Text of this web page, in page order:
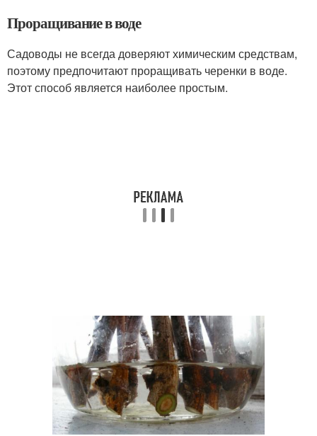
Проращивание в воде
Садоводы не всегда доверяют химическим средствам,
поэтому предпочитают проращивать черенки в воде.
Этот способ является наиболее простым.